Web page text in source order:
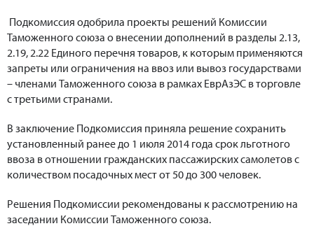
Подкомиссия одобрила проекты решений Комиссии
Таможенного союза о внесении дополнений в разделы 2.13,
2.19, 2.22 Единого перечня товаров, к которым применяются
запреты или ограничения на ввоз или вывоз государствами
– членами Таможенного союза в рамках ЕврАзЭС в торговле
с третьими странами.
В заключение Подкомиссия приняла решение сохранить
установленный ранее до 1 июля 2014 года срок льготного
ввоза в отношении гражданских пассажирских самолетов с
количеством посадочных мест от 50 до 300 человек.
Решения Подкомиссии рекомендованы к рассмотрению на
заседании Комиссии Таможенного союза.